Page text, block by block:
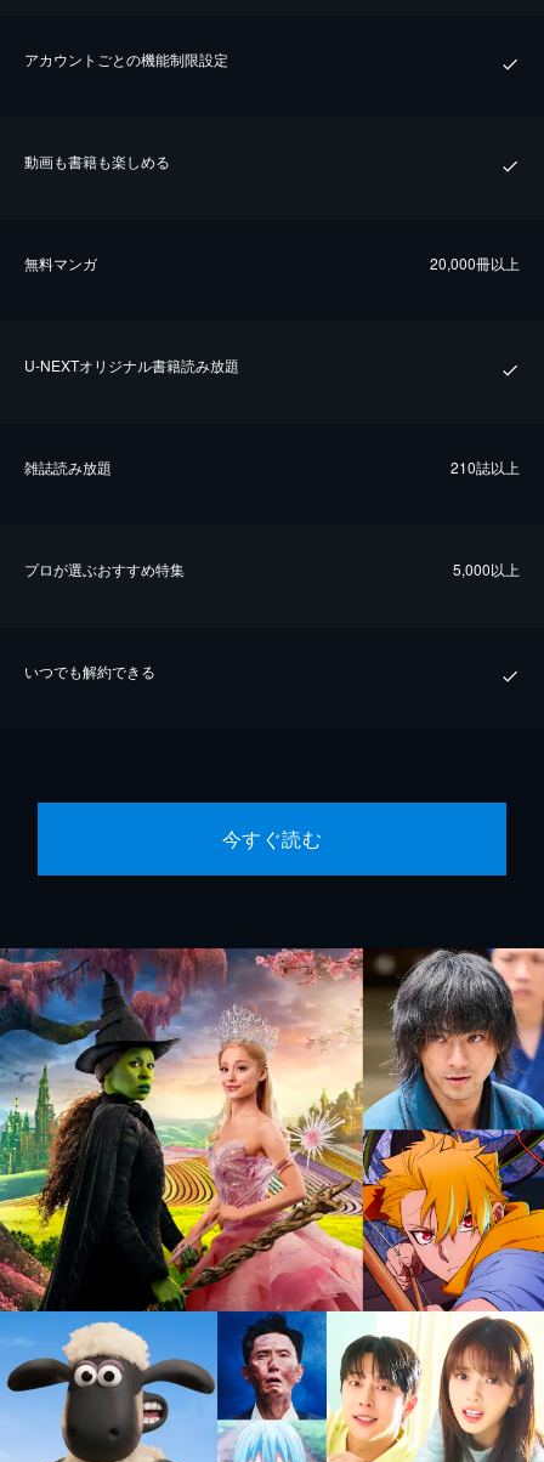
アカウントごとの機能制限設定
動画も書籍も楽しめる
無料マンガ 20,000冊以上
U-NEXTオリジナル書籍読み放題
雑誌読み放題 210誌以上
プロが選ぶおすすめ特集 5,000以上
いつでも解約できる
今すぐ読む